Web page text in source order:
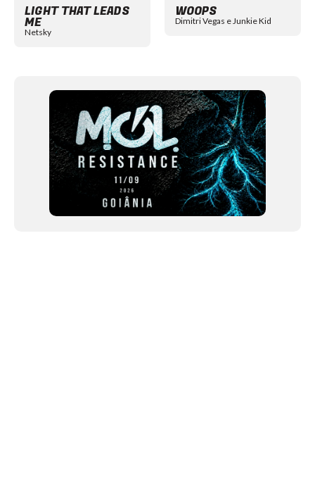
LIGHT THAT LEADS
ME
Netsky
WOOPS
Dimitri Vegas e Junkie Kid